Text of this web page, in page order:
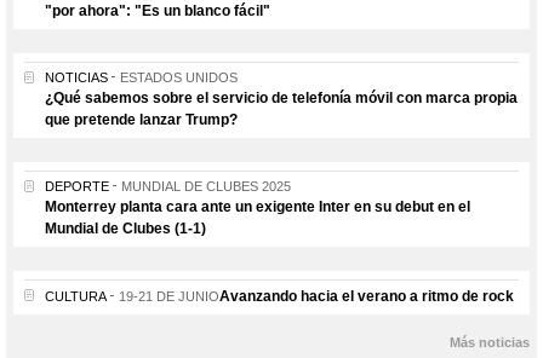
"por ahora": "Es un blanco fácil"
NOTICIAS ESTADOS UNIDOS
¿Qué sabemos sobre el servicio de telefonía móvil con marca propia
que pretende lanzar Trump?
DEPORTE MUNDIAL DE CLUBES 2025
Monterrey planta cara ante un exigente Inter en su debut en el
Mundial de Clubes (1-1)
CULTURA 19-21 DE JUNIOAvanzando hacia el verano a ritmo de rock
Más noticias